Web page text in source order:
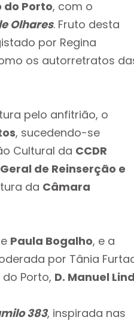
do Porto, com o
Olhares. Fruto desta
por Regina
os autorretratos
pelo anfitrião, o
, sucedendo-se
Cultural da CCDR
de Reinserção e
da Câmara
e Paula Bogalho, e a
por Tânia
Porto, D. Manuel
383, inspirada nas